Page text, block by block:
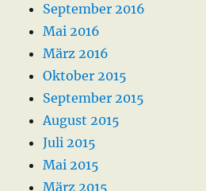
September 2016
Mai 2016
März 2016
Oktober 2015
September 2015
August 2015
Juli 2015
Mai 2015
März 2015